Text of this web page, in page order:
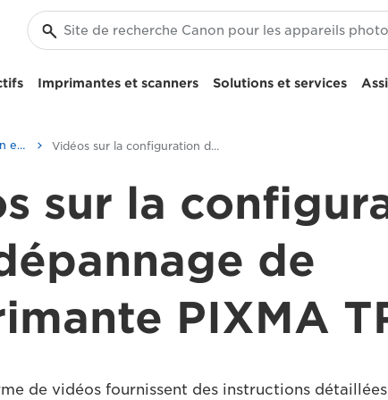
Imprimantes et scanners Solutions et services
Vidéos sur la configuration et le dépannage Vidéos sur la configuration de l'imprimante PIXMA TR8540
sur la
de
PIXMA
de vidéos fournissent des instructions